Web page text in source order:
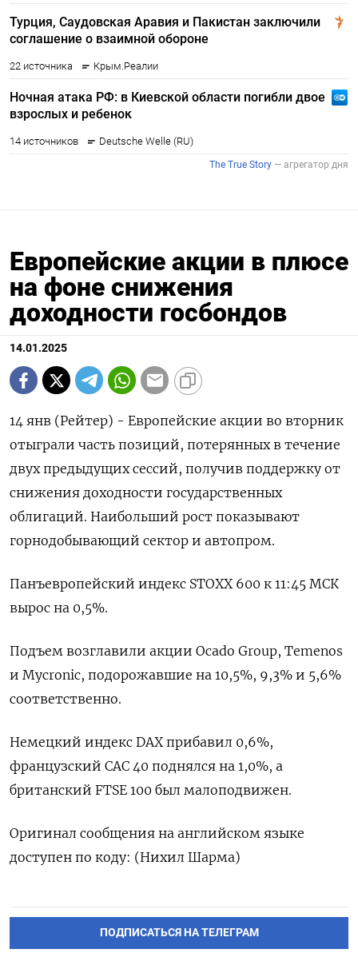
Европейские акции в плюсе
на фоне снижения
доходности госбондов
14.01.2025
14 янв (Рейтер) - Европейские акции во вторник
отыграли часть позиций, потерянных в течение
двух предыдущих сессий, получив поддержку от
снижения доходности государственных
облигаций. Наибольший рост показывают
горнодобывающий сектор и автопром.
Панъевропейский индекс STOXX 600 к 11:45 МСК
вырос на 0,5%.
Подъем возглавили акции Ocado Group, Temenos
и Mycronic, подорожавшие на 10,5%, 9,3% и 5,6%
соответственно.
Немецкий индекс DAX прибавил 0,6%,
французский CAC 40 поднялся на 1,0%, а
британский FTSE 100 был малоподвижен.
Оригинал сообщения на английском языке
доступен по коду: (Нихил Шарма)
ПОДПИСАТЬСЯ НА ТЕЛЕГРАМ